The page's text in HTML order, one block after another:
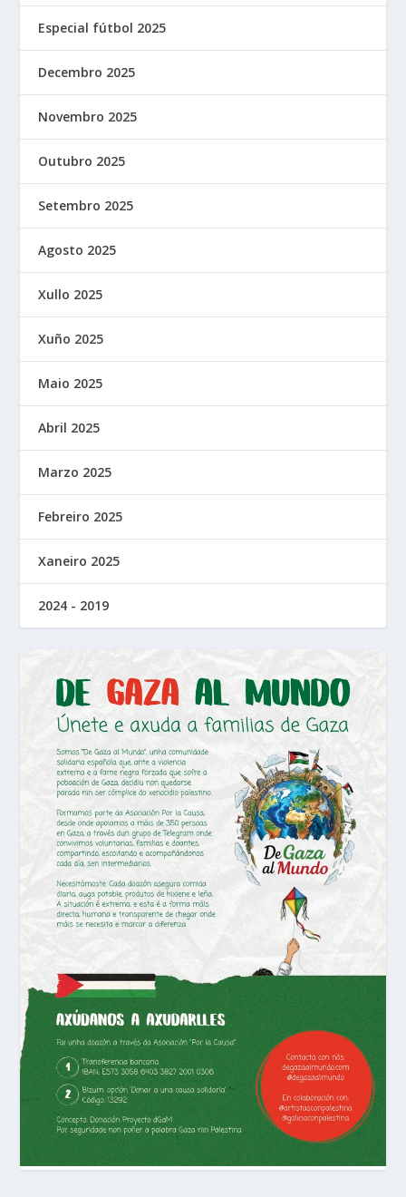
Especial fútbol 2025
Decembro 2025
Novembro 2025
Outubro 2025
Setembro 2025
Agosto 2025
Xullo 2025
Xuño 2025
Maio 2025
Abril 2025
Marzo 2025
Febreiro 2025
Xaneiro 2025
2024 - 2019